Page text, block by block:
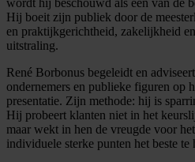
Hij boeit zijn publiek door de
en praktijkgerichtheid, zakelijkheid
uitstraling.
René Borbonus begeleidt en
ondernemers en publieke figuren op
presentatie. Zijn methode: hij is
Hij probeert klanten niet in het
maar wekt in hen de vreugde voor
individuele sterke punten het beste te